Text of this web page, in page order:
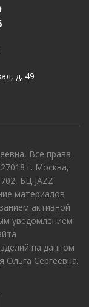
д. 49
Все права
г. Москва,
БЦ JAZZ
материалов
активной
уведомлением
на данном
Ольга Сергеевна.